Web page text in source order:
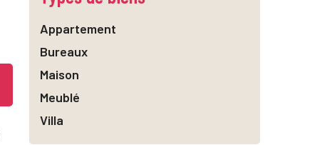
Appartement
Bureaux
Maison
Meublé
Villa